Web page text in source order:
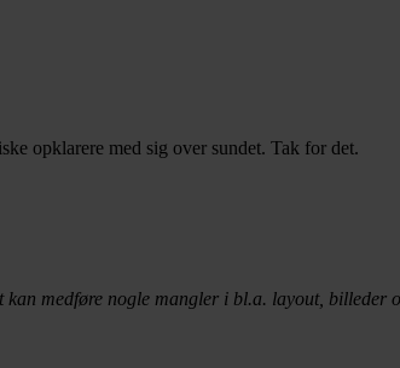
opklarere med sig over sundet. Tak for det.
kan medføre nogle mangler i bl.a. layout, billeder